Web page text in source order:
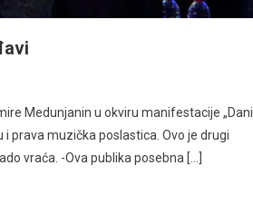
Medunjanin u okviru manifestacije „Dani
prava muzička poslastica. Ovo je drugi
vraća. -Ova publika posebna […]